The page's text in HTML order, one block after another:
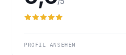
PROFIL ANSEHEN